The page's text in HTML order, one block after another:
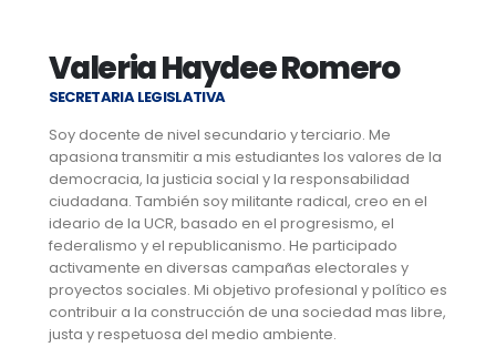
Valeria Haydee Romero
SECRETARIA LEGISLATIVA
Soy docente de nivel secundario y terciario. Me
apasiona transmitir a mis estudiantes los valores de la
democracia, la justicia social y la responsabilidad
ciudadana. También soy militante radical, creo en el
ideario de la UCR, basado en el progresismo, el
federalismo y el republicanismo. He participado
activamente en diversas campañas electorales y
proyectos sociales. Mi objetivo profesional y político es
contribuir a la construcción de una sociedad mas libre,
justa y respetuosa del medio ambiente.